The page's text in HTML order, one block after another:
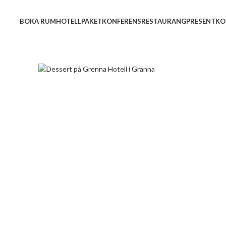
BOKA RUMHOTELLPAKETKONFERENSRESTAURANG